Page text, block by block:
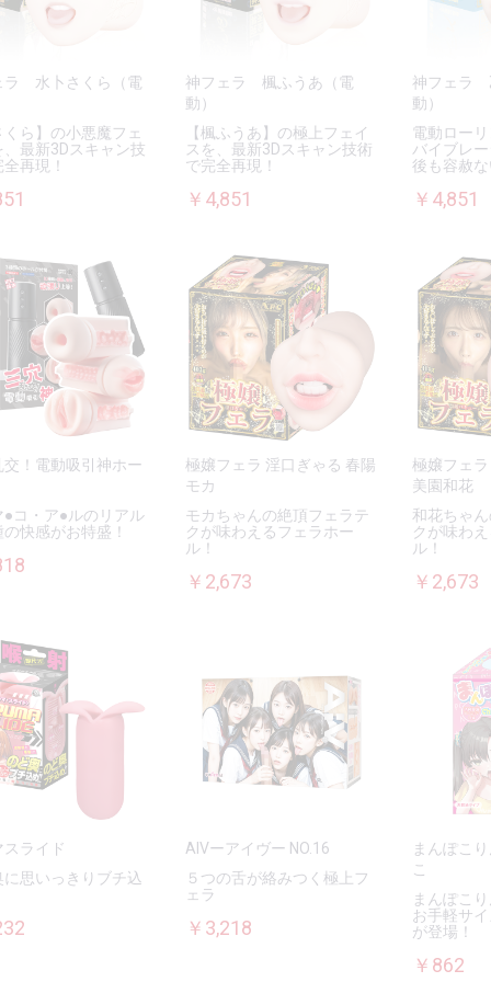
ラ 水卜さくら（電
ら】の小悪魔フェ
最新3Dスキャン技
再現！
神フェラ 楓ふうあ（電
動）
【楓ふうあ】の極上フェイ
スを、最新3Dスキャン技術
で完全再現！
￥4,851
神フェラ
動）
電動ロー
バイブレ
後も容赦
￥4,851
交！電動吸引神ホー
●コ・ア●ルのリアル
快感がお特盛！
極嬢フェラ 淫口ぎゃる 春陽
モカ
モカちゃんの絶頂フェラテ
クが味わえるフェラホー
ル！
￥2,673
極嬢フェ
美園和花
和花ちゃ
クが味わ
ル！
￥2,673
ライド
に思いっきりブチ込
AIVーアイヴー NO.16
５つの舌が絡みつく極上フ
ェラ
￥3,218
まんぽこ
こ
まんぽこ
お手軽サ
が登場！
￥862